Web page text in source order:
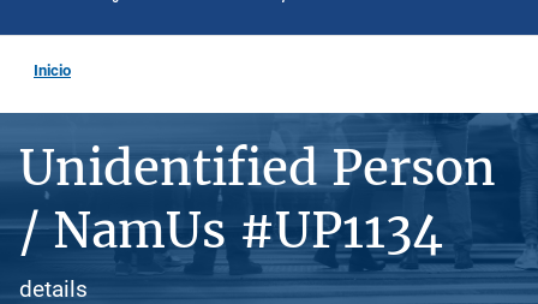
Inicio
Unidentified Person
/ NamUs #UP1134
details